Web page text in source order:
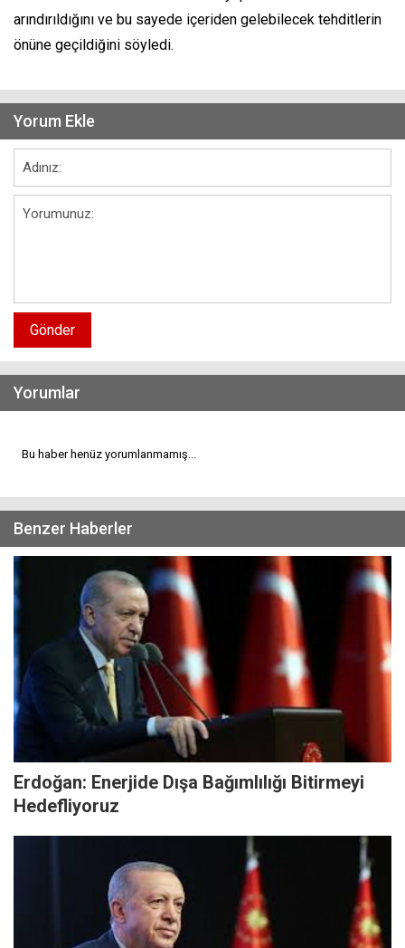
arındırıldığını ve bu sayede içeriden gelebilecek tehditlerin
önüne geçildiğini söyledi.
Yorum Ekle
Gönder
Yorumlar
Bu haber henüz yorumlanmamış...
Benzer Haberler
Erdoğan: Enerjide Dışa Bağımlılığı Bitirmeyi
Hedefliyoruz